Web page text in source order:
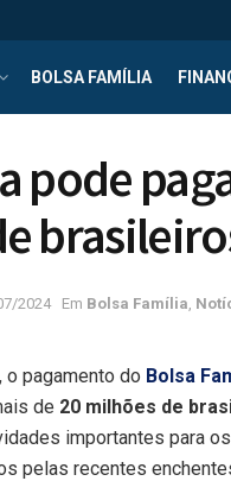
BOLSA FAMÍLIA
pode
2024 Em Bolsa Família
o pagamento do Bolsa
de 20 milhões de
importantes para
pelas recentes